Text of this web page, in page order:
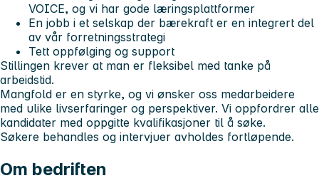
VOICE, og vi har gode læringsplattformer
En jobb i et selskap der bærekraft er en integrert del
av vår forretningsstrategi
Tett oppfølging og support
Stillingen krever at man er fleksibel med tanke på
arbeidstid.
Mangfold er en styrke, og vi ønsker oss medarbeidere
med ulike livserfaringer og perspektiver. Vi oppfordrer alle
kandidater med oppgitte kvalifikasjoner til å søke.
Søkere behandles og intervjuer avholdes fortløpende.
Om bedriften